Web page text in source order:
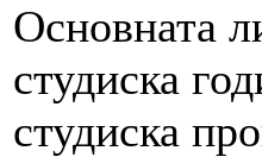
Основната
студиска
студиска